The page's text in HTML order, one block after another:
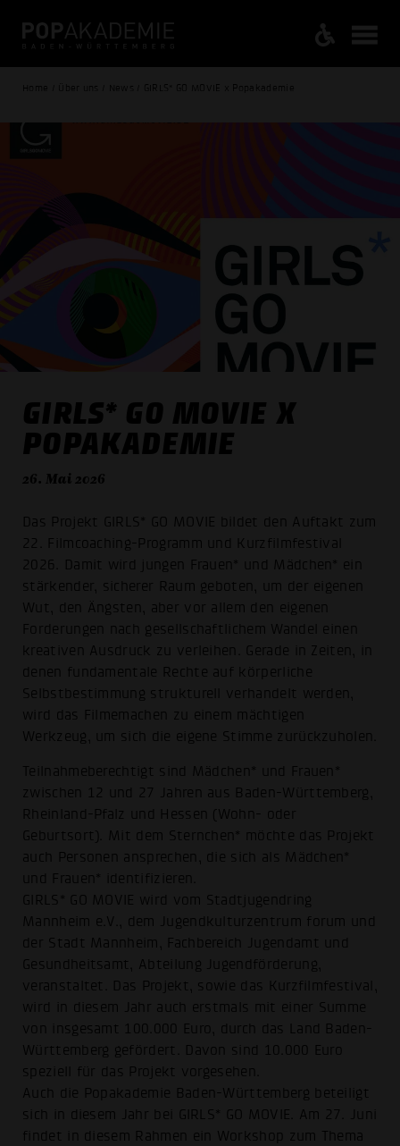
Home / Über uns / News / GIRLS* GO MOVIE x Popakademie
GIRLS* GO MOVIE X
POPAKADEMIE
26. Mai 2026
Das Projekt GIRLS* GO MOVIE bildet den Auftakt zum
22. Filmcoaching-Programm und Kurzfilmfestival
2026. Damit wird jungen Frauen* und Mädchen* ein
stärkender, sicherer Raum geboten, um der eigenen
Wut, den Ängsten, aber vor allem den eigenen
Forderungen nach gesellschaftlichem Wandel einen
kreativen Ausdruck zu verleihen. Gerade in Zeiten, in
denen fundamentale Rechte auf körperliche
Selbstbestimmung strukturell verhandelt werden,
wird das Filmemachen zu einem mächtigen
Werkzeug, um sich die eigene Stimme zurückzuholen.
Teilnahmeberechtigt sind Mädchen* und Frauen*
zwischen 12 und 27 Jahren aus Baden-Württemberg,
Rheinland-Pfalz und Hessen (Wohn- oder
Geburtsort). Mit dem Sternchen* möchte das Projekt
auch Personen ansprechen, die sich als Mädchen*
und Frauen* identifizieren.
GIRLS* GO MOVIE wird vom Stadtjugendring
Mannheim e.V., dem Jugendkulturzentrum forum und
der Stadt Mannheim, Fachbereich Jugendamt und
Gesundheitsamt, Abteilung Jugendförderung,
veranstaltet. Das Projekt, sowie das Kurzfilmfestival,
wird in diesem Jahr auch erstmals mit einer Summe
von insgesamt 100.000 Euro, durch das Land Baden-
Württemberg gefördert. Davon sind 10.000 Euro
speziell für das Projekt vorgesehen.
Auch die Popakademie Baden-Württemberg beteiligt
sich in diesem Jahr bei GIRLS* GO MOVIE. Am 27. Juni
findet in diesem Rahmen ein Workshop zum Thema